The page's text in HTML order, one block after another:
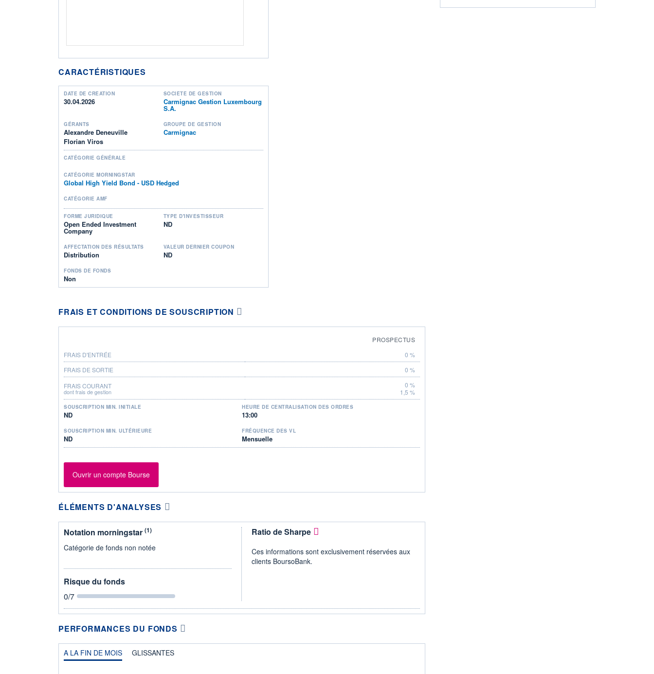
CARACTÉRISTIQUES
DATE DE CRÉATION
30.04.2026
SOCIÉTÉ DE GESTION
Carmignac Gestion Luxembourg
S.A.
GÉRANTS
Alexandre Deneuville
Florian Viros
GROUPE DE GESTION
Carmignac
CATÉGORIE GÉNÉRALE
CATÉGORIE MORNINGSTAR
Global High Yield Bond - USD Hedged
CATÉGORIE AMF
FORME JURIDIQUE
Open Ended Investment
Company
TYPE D'INVESTISSEUR
ND
AFFECTATION DES RÉSULTATS
Distribution
VALEUR DERNIER COUPON
ND
FONDS DE FONDS
Non
FRAIS ET CONDITIONS DE SOUSCRIPTION
PROSPECTUS
FRAIS D'ENTRÉE
0 %
FRAIS DE SORTIE
0 %
FRAIS COURANT
dont frais de gestion
0 %
1,5 %
SOUSCRIPTION MIN. INITIALE
ND
HEURE DE CENTRALISATION DES ORDRES
13:00
SOUSCRIPTION MIN. ULTÉRIEURE
ND
FRÉQUENCE DES VL
Mensuelle
Ouvrir un compte Bourse
ÉLÉMENTS D'ANALYSES
Notation morningstar (1)
Catégorie de fonds non notée
Risque du fonds
0/7
Ratio de Sharpe
Ces informations sont exclusivement réservées aux
clients BoursoBank.
PERFORMANCES DU FONDS
A LA FIN DE MOIS GLISSANTES